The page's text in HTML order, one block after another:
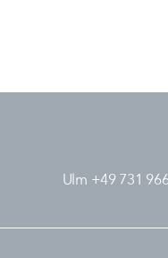
Ulm +49 731